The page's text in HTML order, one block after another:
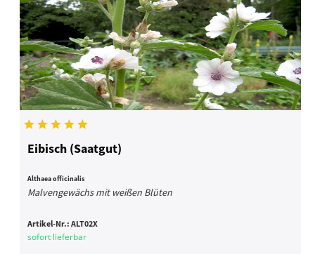
Eibisch (Saatgut)
Althaea officinalis
Malvengewächs mit weißen Blüten
Artikel-Nr.:ALT02X
sofort lieferbar